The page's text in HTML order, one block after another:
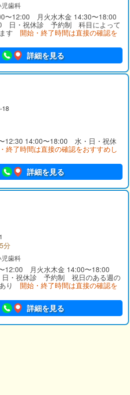
歯科
〜12:00 月火水木金 14:30〜18:00
日・祝休診 予約制 科目によって
す 開始・終了時間は直接の確認を
詳細を見る
18
12:30 14:00〜18:00 水・日・祝休
終了時間は直接の確認をおすすめし
詳細を見る
分
歯科
12:00 月火水木金 14:00〜18:00
・祝休診 予約制 祝日のある週の
り 開始・終了時間は直接の確認を
詳細を見る